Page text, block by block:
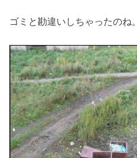
ゴミと勘違いしちゃったのね。